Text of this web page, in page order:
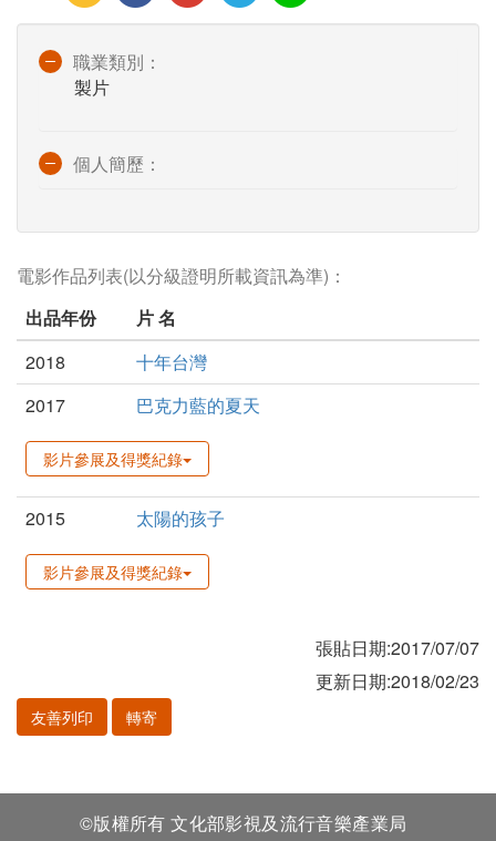
職業類別：
製片
個人簡歷：
電影作品列表(以分級證明所載資訊為準)：
出品年份
片 名
2018
十年台灣
2017
巴克力藍的夏天
影片參展及得獎紀錄
2015 太陽的孩子
影片參展及得獎紀錄
張貼日期:2017/07/07
更新日期:2018/02/23
友善列印 轉寄
©版權所有 文化部影視及流行音樂產業局